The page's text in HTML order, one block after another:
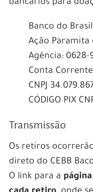
bancários para
Banco do
Ação Paramita
Agência: 0628-
Conta
CNPJ
CÓDIGO PIX
Transmissão
Os retiros
direto do CEBB
O link para a